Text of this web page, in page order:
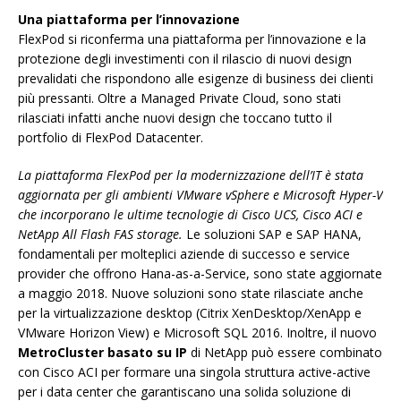
Una piattaforma per l’innovazione
FlexPod si riconferma una piattaforma per l’innovazione e la
protezione degli investimenti con il rilascio di nuovi design
prevalidati che rispondono alle esigenze di business dei clienti
più pressanti. Oltre a Managed Private Cloud, sono stati
rilasciati infatti anche nuovi design che toccano tutto il
portfolio di FlexPod Datacenter.
La piattaforma FlexPod per la modernizzazione dell’IT è stata
aggiornata per gli ambienti VMware vSphere e Microsoft Hyper-V
che incorporano le ultime tecnologie di Cisco UCS, Cisco ACI e
NetApp All Flash FAS storage. Le soluzioni SAP e SAP HANA,
fondamentali per molteplici aziende di successo e service
provider che offrono Hana-as-a-Service, sono state aggiornate
a maggio 2018. Nuove soluzioni sono state rilasciate anche
per la virtualizzazione desktop (Citrix XenDesktop/XenApp e
VMware Horizon View) e Microsoft SQL 2016. Inoltre, il nuovo
MetroCluster basato su IP di NetApp può essere combinato
con Cisco ACI per formare una singola struttura active-active
per i data center che garantiscano una solida soluzione di